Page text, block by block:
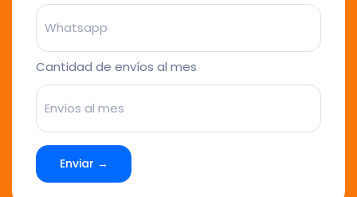
Cantidad de envíos al mes
Enviar →